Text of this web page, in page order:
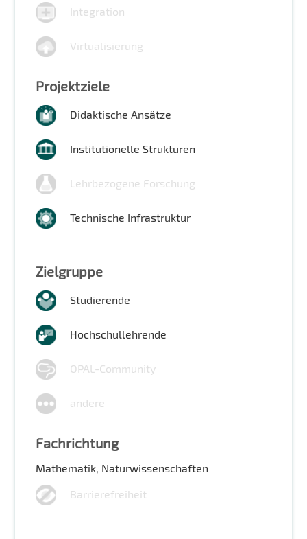
Integration
Virtualisierung
Projektziele
Didaktische Ansätze
Institutionelle Strukturen
Lehrbezogene Forschung
Technische Infrastruktur
Zielgruppe
Studierende
Hochschullehrende
OPAL-Community
andere
Fachrichtung
Mathematik, Naturwissenschaften
Barrierefreiheit